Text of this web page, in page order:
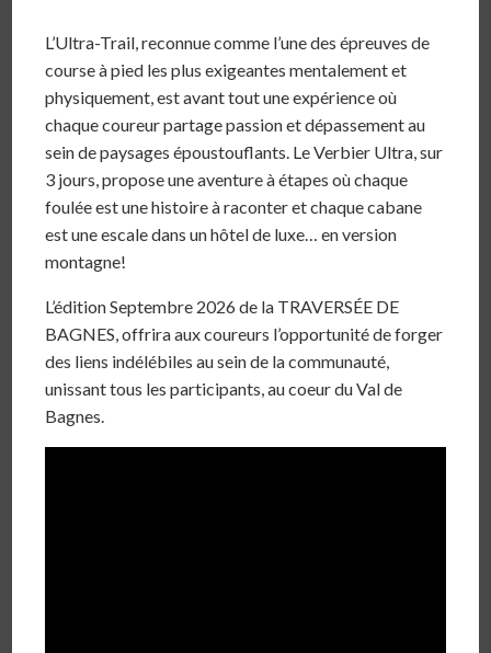
L’Ultra-Trail, reconnue comme l’une des épreuves de
course à pied les plus exigeantes mentalement et
physiquement, est avant tout une expérience où
chaque coureur partage passion et dépassement au
sein de paysages époustouflants. Le Verbier Ultra, sur
3 jours, propose une aventure à étapes où chaque
foulée est une histoire à raconter et chaque cabane
est une escale dans un hôtel de luxe… en version
montagne!
L’édition Septembre 2026 de la TRAVERSÉE DE
BAGNES, offrira aux coureurs l’opportunité de forger
des liens indélébiles au sein de la communauté,
unissant tous les participants, au coeur du Val de
Bagnes.